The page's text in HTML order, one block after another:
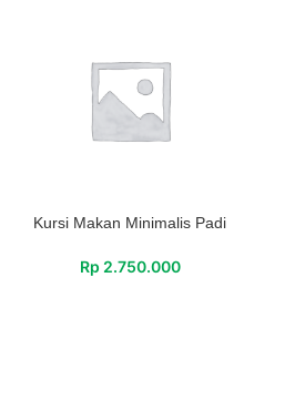
Kursi Makan Minimalis Padi
Rp 2.750.000